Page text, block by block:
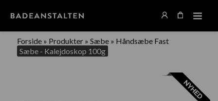
Forside » Produkter »Sæbe » Håndsæbe Fast
Sæbe - Kalejdoskop 100g